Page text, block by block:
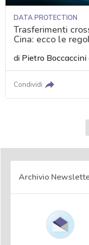
DATA PROTECTION
Trasferimenti
Cina: ecco le
di Pietro Boccaccini
Condividi
Archivio